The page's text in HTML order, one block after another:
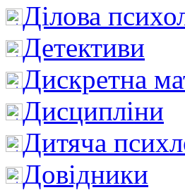
Ділова
Детективи
Дискретна
Дисципліни
Дитяча
Довідники